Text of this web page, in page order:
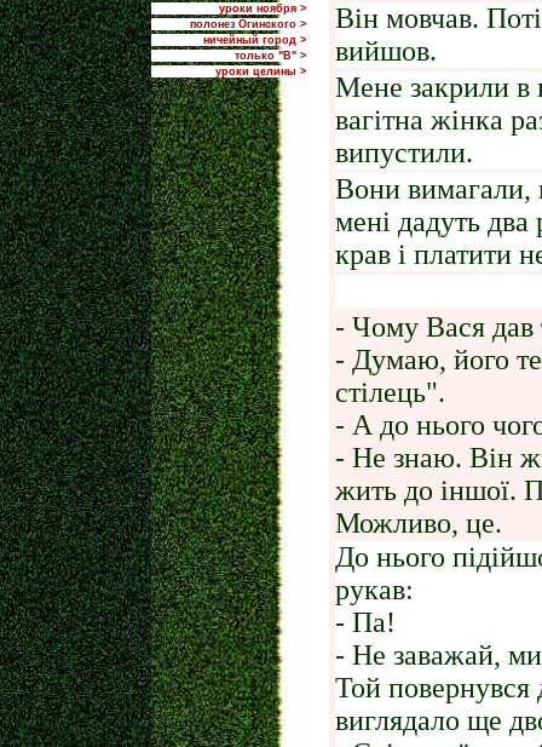
уроки ноября >
полонез Огинского >
ничейный город >
только "В" >
уроки целины >
Він мовчав.
вийшов.
Мене закрили в
вагітна жінка
випустили.
Вони вимагали,
мені дадуть
крав і платити
- Чому Вася дав
- Думаю, його
стілець".
- А до нього
- Не знаю. Він
жить до іншої.
Можливо, це.
До нього
рукав:
- Па!
- Не заважай,
Той повернувся
виглядало ще